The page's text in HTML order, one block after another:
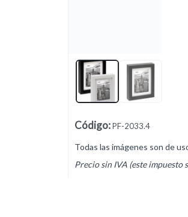
Código:PF-2033.4
Todas las imágenes son de
Precio sin IVA (este impuesto